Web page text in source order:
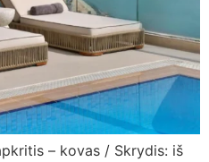
– kovas / Skrydis: iš